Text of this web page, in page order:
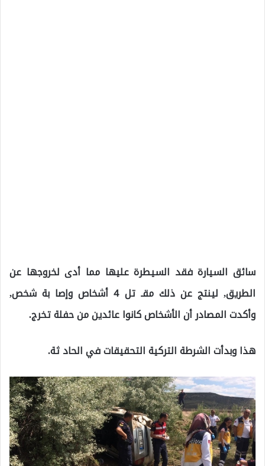
سائق السيارة فقد السيطرة عليها مما أدى لخروجها عن
الطريق, لينتج عن ذلك مقـ تل 4 أشخاص وإصا بة شخص,
وأكدت المصادر أن الأشخاص كانوا عائدين من حفلة تخرج.
هذا وبدأت الشرطة التركية التحقيقات في الحاد ثة.